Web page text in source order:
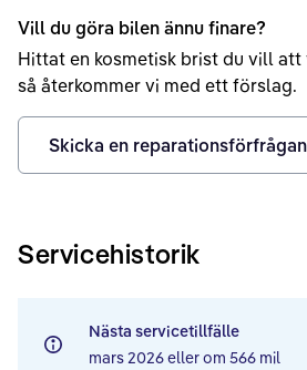
Vill du göra bilen ännu finare?
Hittat en kosmetisk brist du vill att
så återkommer vi med ett förslag.
Skicka en reparationsförfrågan
Servicehistorik
Nästa servicetillfälle
mars 2026eller om 566 mil